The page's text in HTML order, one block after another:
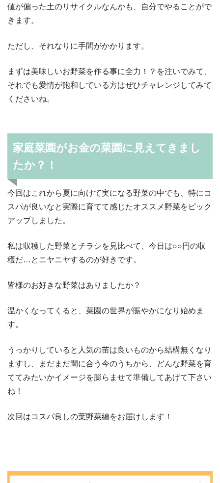
値が偏った土のリサイクルなんかも、自分でやることがで
きます。
ただし、それなりに手間がかかります。
まずは美味しいお野菜を作る事に全力！？を注いでみて、
それでも愛情が飽和している方はぜひチャレンジしてみて
くださいね。
家庭菜園がお金の菜園に見えてきまし
たか？！
今回はこれから夏に向けて実になる野菜の中でも、特にコ
スパが良いなと実際に育てて感じたオススメ野菜をピック
アップしました。
私は収穫した野菜とチラシを見比べて、今日は○○円の収
穫だ…とニヤニヤするのが好きです。
皆様のお好きな野菜はありましたか？
温かくなってくると、菜園の世界が賑やかになり始めま
す。
うっかりしていると人気の苗は良いものから結構無くなり
ますし、まだまだ間に合う今のうちから、どんな野菜を育
ててみたいかイメージを膨らませて準備してあげて下さい
ね！
次回はコスパ良しの葉野菜編をお届けします！